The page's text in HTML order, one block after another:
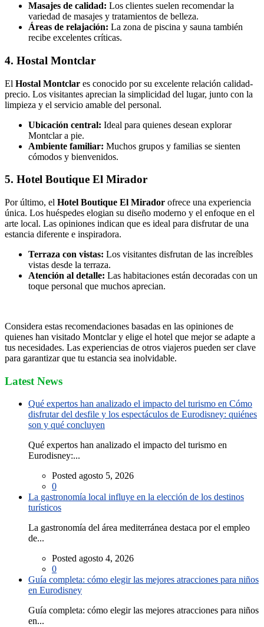
Masajes de calidad: Los clientes suelen recomendar la
variedad de masajes y tratamientos de belleza.
Áreas de relajación: La zona de piscina y sauna también
recibe excelentes críticas.
4. Hostal Montclar
El Hostal Montclar es conocido por su excelente relación calidad-
precio. Los visitantes aprecian la simplicidad del lugar, junto con la
limpieza y el servicio amable del personal.
Ubicación central: Ideal para quienes desean explorar
Montclar a pie.
Ambiente familiar: Muchos grupos y familias se sienten
cómodos y bienvenidos.
5. Hotel Boutique El Mirador
Por último, el Hotel Boutique El Mirador ofrece una experiencia
única. Los huéspedes elogian su diseño moderno y el enfoque en el
arte local. Las opiniones indican que es ideal para disfrutar de una
estancia diferente e inspiradora.
Terraza con vistas: Los visitantes disfrutan de las increíbles
vistas desde la terraza.
Atención al detalle: Las habitaciones están decoradas con un
toque personal que muchos aprecian.
Considera estas recomendaciones basadas en las opiniones de
quienes han visitado Montclar y elige el hotel que mejor se adapte a
tus necesidades. Las experiencias de otros viajeros pueden ser clave
para garantizar que tu estancia sea inolvidable.
Latest News
Qué expertos han analizado el impacto del turismo en Cómo
disfrutar del desfile y los espectáculos de Eurodisney: quiénes
son y qué concluyen
Qué expertos han analizado el impacto del turismo en
Eurodisney:...
Posted agosto 5, 2026
0
La gastronomía local influye en la elección de los destinos
turísticos
La gastronomía del área mediterránea destaca por el empleo
de...
Posted agosto 4, 2026
0
Guía completa: cómo elegir las mejores atracciones para niños
en Eurodisney
Guía completa: cómo elegir las mejores atracciones para niños
en...